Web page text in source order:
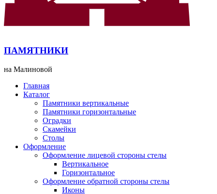
ПАМЯТНИКИ
на Малиновой
Главная
Каталог
Памятники вертикальные
Памятники горизонтальные
Оградки
Скамейки
Столы
Оформление
Оформление лицевой стороны стелы
Вертикальное
Горизонтальное
Оформление обратной стороны стелы
Иконы